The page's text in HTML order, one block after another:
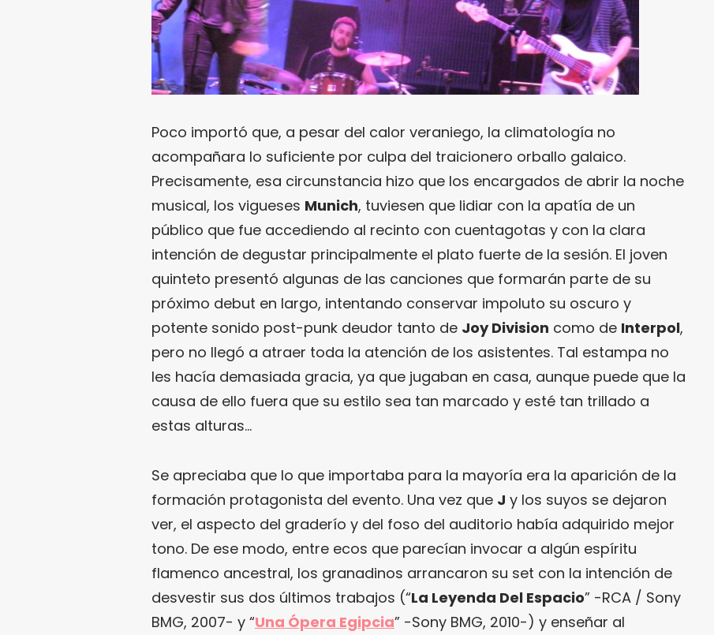
Poco importó que, a pesar del calor veraniego, la climatología no
acompañara lo suficiente por culpa del traicionero orballo galaico.
Precisamente, esa circunstancia hizo que los encargados de abrir la noche
musical, los vigueses Munich, tuviesen que lidiar con la apatía de un
público que fue accediendo al recinto con cuentagotas y con la clara
intención de degustar principalmente el plato fuerte de la sesión. El joven
quinteto presentó algunas de las canciones que formarán parte de su
próximo debut en largo, intentando conservar impoluto su oscuro y
potente sonido post-punk deudor tanto de Joy Division como de Interpol,
pero no llegó a atraer toda la atención de los asistentes. Tal estampa no
les hacía demasiada gracia, ya que jugaban en casa, aunque puede que la
causa de ello fuera que su estilo sea tan marcado y esté tan trillado a
estas alturas…
Se apreciaba que lo que importaba para la mayoría era la aparición de la
formación protagonista del evento. Una vez que J y los suyos se dejaron
ver, el aspecto del graderío y del foso del auditorio había adquirido mejor
tono. De ese modo, entre ecos que parecían invocar a algún espíritu
flamenco ancestral, los granadinos arrancaron su set con la intención de
desvestir sus dos últimos trabajos (“La Leyenda Del Espacio” -RCA / Sony
BMG, 2007- y “Una Ópera Egipcia” -Sony BMG, 2010-) y enseñar al